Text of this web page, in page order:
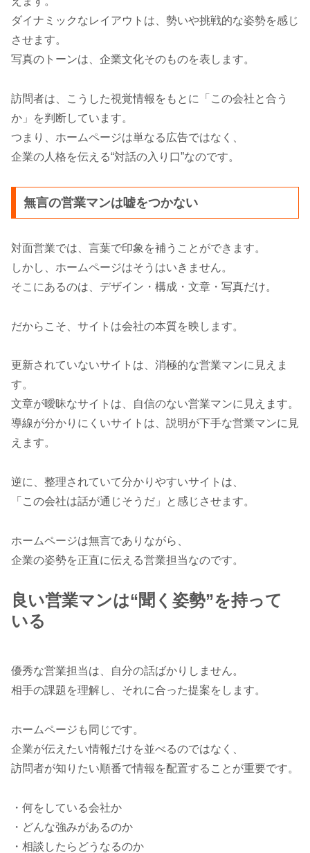
ダイナミックなレイアウトは、勢いや挑戦的な姿勢を感じ
させます。
写真のトーンは、企業文化そのものを表します。
訪問者は、こうした視覚情報をもとに「この会社と合う
か」を判断しています。
つまり、ホームページは単なる広告ではなく、
企業の人格を伝える“対話の入り口”なのです。
無言の営業マンは嘘をつかない
対面営業では、言葉で印象を補うことができます。
しかし、ホームページはそうはいきません。
そこにあるのは、デザイン・構成・文章・写真だけ。
だからこそ、サイトは会社の本質を映します。
更新されていないサイトは、消極的な営業マンに見えま
す。
文章が曖昧なサイトは、自信のない営業マンに見えます。
導線が分かりにくいサイトは、説明が下手な営業マンに見
えます。
逆に、整理されていて分かりやすいサイトは、
「この会社は話が通じそうだ」と感じさせます。
ホームページは無言でありながら、
企業の姿勢を正直に伝える営業担当なのです。
良い営業マンは“聞く姿勢”を持って
いる
優秀な営業担当は、自分の話ばかりしません。
相手の課題を理解し、それに合った提案をします。
ホームページも同じです。
企業が伝えたい情報だけを並べるのではなく、
訪問者が知りたい順番で情報を配置することが重要です。
・何をしている会社か
・どんな強みがあるのか
・相談したらどうなるのか